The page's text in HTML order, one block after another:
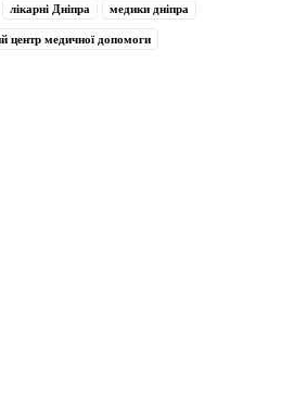
лікарні Дніпра медики дніпра
центр медичної допомоги